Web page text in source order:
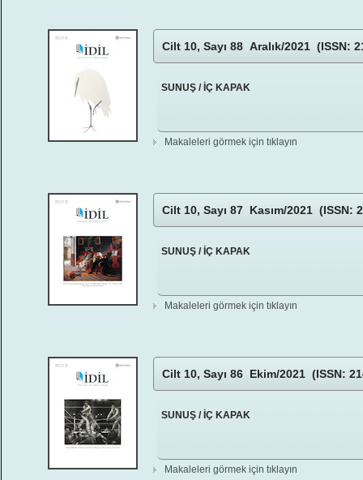
Cilt 10, Sayı 88 Aralık/2021 (ISSN:
SUNUŞ / İÇ KAPAK
Makaleleri görmek için tıklayın
Cilt 10, Sayı 87 Kasım/2021 (ISSN:
SUNUŞ / İÇ KAPAK
Makaleleri görmek için tıklayın
Cilt 10, Sayı 86 Ekim/2021 (ISSN:
SUNUŞ / İÇ KAPAK
Makaleleri görmek için tıklayın